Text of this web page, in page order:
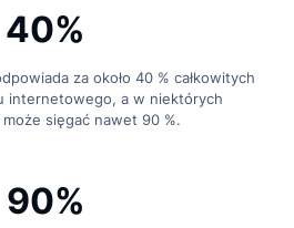
40%
za około 40 % całkowitych
internetowego, a w niektórych
sięgać nawet 90 %.
90%